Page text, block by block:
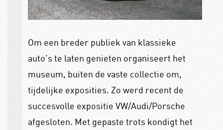
Om een breder publiek van klassieke
auto’s te laten genieten organiseert het
museum, buiten de vaste collectie om,
tijdelijke exposities. Zo werd recent de
succesvolle expositie VW/Audi/Porsche
afgesloten. Met gepaste trots kondigt het